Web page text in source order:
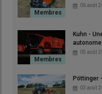
John Deere enrichit vers
modèles 540 R et 550 R
embarque unecuve de 6
En outre, les 500 R
en largeurs de 30, 36 et 42
48 m à terme.
06 août
Kuhn -
autonome
05 août
Pöttinger
03 août